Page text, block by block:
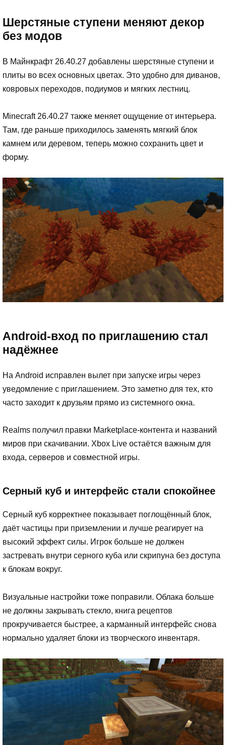
Шерстяные ступени меняют декор
без модов
В Майнкрафт 26.40.27 добавлены шерстяные ступени и
плиты во всех основных цветах. Это удобно для диванов,
ковровых переходов, подиумов и мягких лестниц.
Minecraft 26.40.27 также меняет ощущение от интерьера.
Там, где раньше приходилось заменять мягкий блок
камнем или деревом, теперь можно сохранить цвет и
форму.
Android-вход по приглашению стал
надёжнее
На Android исправлен вылет при запуске игры через
уведомление с приглашением. Это заметно для тех, кто
часто заходит к друзьям прямо из системного окна.
Realms получил правки Marketplace-контента и названий
миров при скачивании. Xbox Live остаётся важным для
входа, серверов и совместной игры.
Серный куб и интерфейс стали спокойнее
Серный куб корректнее показывает поглощённый блок,
даёт частицы при приземлении и лучше реагирует на
высокий эффект силы. Игрок больше не должен
застревать внутри серного куба или скрипуна без доступа
к блокам вокруг.
Визуальные настройки тоже поправили. Облака больше
не должны закрывать стекло, книга рецептов
прокручивается быстрее, а карманный интерфейс снова
нормально удаляет блоки из творческого инвентаря.